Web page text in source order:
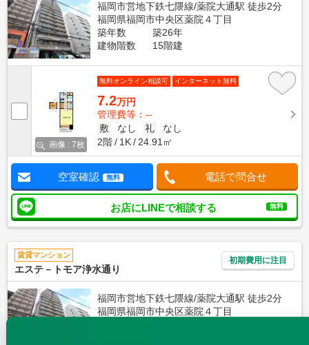
福岡市営地下鉄七隈線/薬院大通駅 徒歩2分
福岡県福岡市中央区薬院４丁目
築年数
築26年
建物階数
15階建
画像 : 7枚
無料オンライン相談可 インターネット無料
7.2万円
管理費等：--
敷
なし 礼
なし
2階
1K 24.91㎡
空室確認 無料 電話で問合せ
お店にLINEで相談する 無料
賃貸マンション
エステ－トモア浄水通り
初期費用に注目
福岡市営地下鉄七隈線/薬院大通駅 徒歩2分
福岡県福岡市中央区薬院４丁目